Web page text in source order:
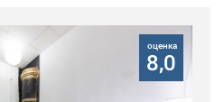
оценка
8,0